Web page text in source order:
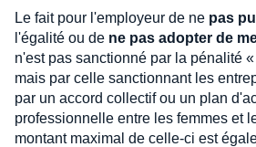
Le fait pour l'employeur de ne pas
l'égalité ou de ne pas adopter de
n'est pas sanctionné par la pénalité
mais par celle sanctionnant les
par un accord collectif ou un plan
professionnelle entre les femmes et
montant maximal de celle-ci est